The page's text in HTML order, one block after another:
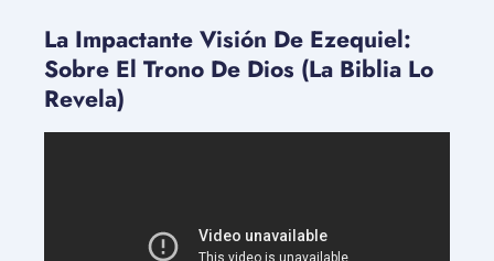
La Impactante Visión De Ezequiel:
Sobre El Trono De Dios (La Biblia Lo
Revela)